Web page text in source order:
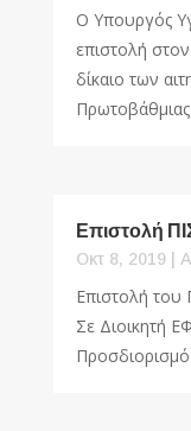
Ο Υπουργός
επιστολή
δίκαιο των
Επιστολή
Οκτ 8, 2019|
Επιστολή του
Σε Διοικητή